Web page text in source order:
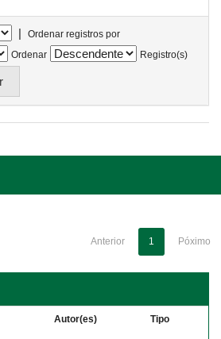
|
Ordenar registros por
Ordenar
Registro(s)
Anterior 1 Póximo
Autor(es) Tipo